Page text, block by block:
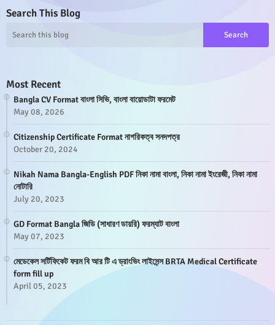
Search This Blog
Most Recent
Bangla CV Format বাংলা সিভি, বাংলা বায়োডাটা ফরমেট
May 08, 2026
Citizenship Certificate Format নাগরিকত্ব সনদপত্র
October 20, 2024
Nikah Nama Bangla-English PDF নিকা নামা বাংলা, নিকা নামা ইংরেজী, নিকা নামা
নোটারি
July 20, 2023
GD Format Bangla জিডি (সাধারণ ডায়রি) ফরম্যাট বাংলা
May 07, 2023
মেডেকেল সর্টিফিকেট ফরম বি আর টি এ ড্রাংভিং লাইসেন্স BRTA Medical Certificate
form fill up
April 05, 2023